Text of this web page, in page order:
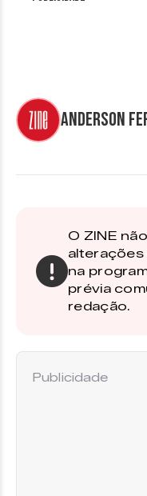
Anderson
O ZINE
alterações
na
prévia
redação.
Publicidade